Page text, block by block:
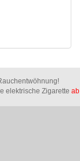
elektrische Zigarette ab